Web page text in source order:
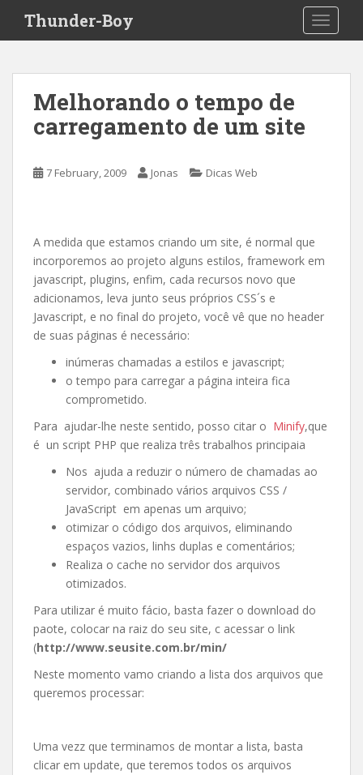
i
Thunder-Boy
Melhorando o tempo de
carregamento de um site
7 February, 2009 Jonas Dicas Web
A medida que estamos criando um site, é normal que
incorporemos ao projeto alguns estilos, framework em
javascript, plugins, enfim, cada recursos novo que
adicionamos, leva junto seus próprios CSS´s e
Javascript, e no final do projeto, você vê que no header
de suas páginas é necessário:
inúmeras chamadas a estilos e javascript;
o tempo para carregar a página inteira fica
comprometido.
Para ajudar-lhe neste sentido, posso citar o Minify,que
é un script PHP que realiza três trabalhos principaia
Nos ajuda a reduzir o número de chamadas ao
servidor, combinado vários arquivos CSS /
JavaScript em apenas um arquivo;
otimizar o código dos arquivos, eliminando
espaços vazios, linhs duplas e comentários;
Realiza o cache no servidor dos arquivos
otimizados.
Para utilizar é muito fácio, basta fazer o download do
paote, colocar na raiz do seu site, c acessar o link
(http://www.seusite.com.br/min/
Neste momento vamo criando a lista dos arquivos que
queremos processar:
Uma vezz que terminamos de montar a lista, basta
clicar em update, que teremos todos os arquivos